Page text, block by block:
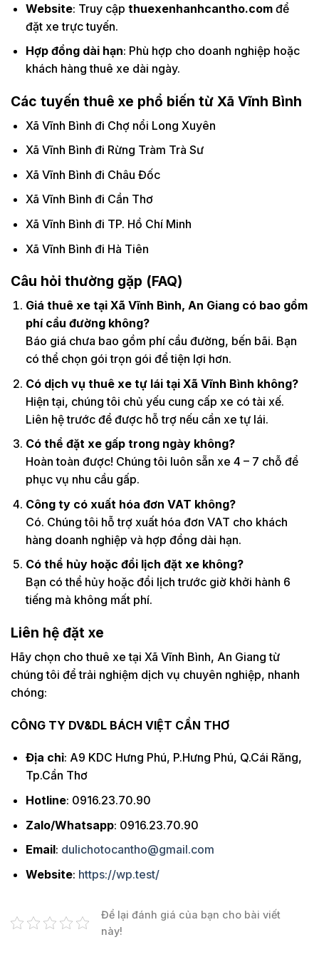
Website: Truy cập thuexenhanhcantho.comđể
đặt xe trực tuyến.
Hợp đồng dài hạn: Phù hợp cho doanh nghiệp hoặc
khách hàng thuê xe dài ngày.
Các tuyến thuê xe phổ biến từ Xã Vĩnh Bình
Xã Vĩnh Bình đi Chợ nổi Long Xuyên
Xã Vĩnh Bình đi Rừng Tràm Trà Sư
Xã Vĩnh Bình đi Châu Đốc
Xã Vĩnh Bình đi Cần Thơ
Xã Vĩnh Bình đi TP. Hồ Chí Minh
Xã Vĩnh Bình đi Hà Tiên
Câu hỏi thường gặp (FAQ)
Giá thuê xe tại Xã Vĩnh Bình, An Giang có bao gồm
phí cầu đường không?
Báo giá chưa bao gồm phí cầu đường, bến bãi. Bạn
có thể chọn gói trọn gói để tiện lợi hơn.
Có dịch vụ thuê xe tự lái tại Xã Vĩnh Bình không?
Hiện tại, chúng tôi chủ yếu cung cấp xe có tài xế.
Liên hệ trước để được hỗ trợ nếu cần xe tự lái.
Có thể đặt xe gấp trong ngày không?
Hoàn toàn được! Chúng tôi luôn sẵn xe 4 – 7 chỗ để
phục vụ nhu cầu gấp.
Công ty có xuất hóa đơn VAT không?
Có. Chúng tôi hỗ trợ xuất hóa đơn VAT cho khách
hàng doanh nghiệp và hợp đồng dài hạn.
Có thể hủy hoặc đổi lịch đặt xe không?
Bạn có thể hủy hoặc đổi lịch trước giờ khởi hành 6
tiếng mà không mất phí.
Liên hệ đặt xe
Hãy chọn cho thuê xe tại Xã Vĩnh Bình, An Giang từ
chúng tôi để trải nghiệm dịch vụ chuyên nghiệp, nhanh
chóng:
CÔNG TY DV&DL BÁCH VIỆT CẦN THƠ
Địa chỉ: A9 KDC Hưng Phú, P.Hưng Phú, Q.Cái Răng,
Tp.Cần Thơ
Hotline: 0916.23.70.90
Zalo/Whatsapp: 0916.23.70.90
Email: dulichotocantho@gmail.com
Website: https://wp.test/
Để lại đánh giá của bạn cho bài viết
này!